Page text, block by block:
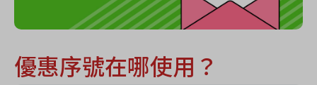
優惠序號在哪使用？